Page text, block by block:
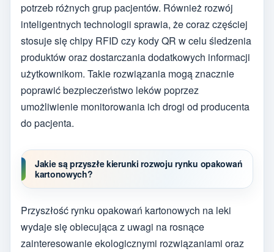
potrzeb różnych grup pacjentów. Również rozwój
inteligentnych technologii sprawia, że coraz częściej
stosuje się chipy RFID czy kody QR w celu śledzenia
produktów oraz dostarczania dodatkowych informacji
użytkownikom. Takie rozwiązania mogą znacznie
poprawić bezpieczeństwo leków poprzez
umożliwienie monitorowania ich drogi od producenta
do pacjenta.
Jakie są przyszłe kierunki rozwoju rynku opakowań
kartonowych?
Przyszłość rynku opakowań kartonowych na leki
wydaje się obiecująca z uwagi na rosnące
zainteresowanie ekologicznymi rozwiązaniami oraz